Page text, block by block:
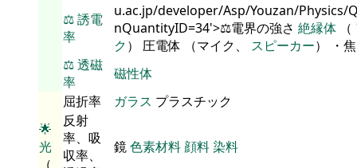
⚖️誘電
率
u.ac.jp/developer/Asp/Youzan/Physics/
nQuantityID=34'>⚖️電界の強さ 絶縁体 （
ク） 圧電体 （マイク、 スピーカー） ・
⚖️透磁
率
磁性体
🌟
光
（
屈折率 ガラス プラスチック
反射
率、吸
収率、
鏡色素材料 顔料染料